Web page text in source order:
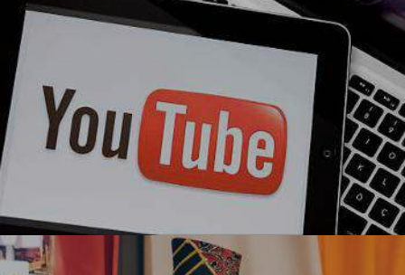
Блогерская вечеринка